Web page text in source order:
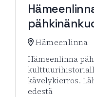
Hämeenlinna
Hämeenlinna
kävelykierros.
edestä